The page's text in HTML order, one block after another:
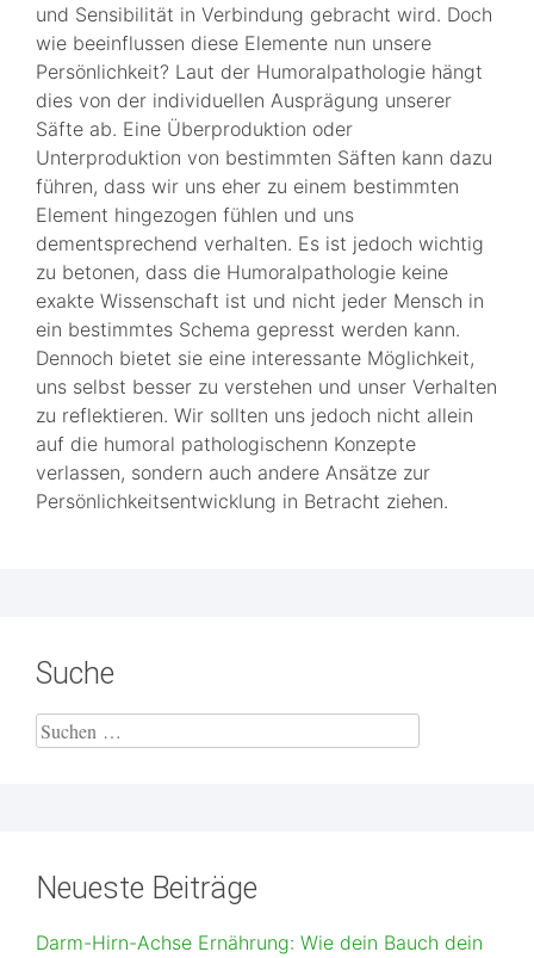
und Sensibilität in Verbindung gebracht wird. Doch
wie beeinflussen diese Elemente nun unsere
Persönlichkeit? Laut der Humoralpathologie hängt
dies von der individuellen Ausprägung unserer
Säfte ab. Eine Überproduktion oder
Unterproduktion von bestimmten Säften kann dazu
führen, dass wir uns eher zu einem bestimmten
Element hingezogen fühlen und uns
dementsprechend verhalten. Es ist jedoch wichtig
zu betonen, dass die Humoralpathologie keine
exakte Wissenschaft ist und nicht jeder Mensch in
ein bestimmtes Schema gepresst werden kann.
Dennoch bietet sie eine interessante Möglichkeit,
uns selbst besser zu verstehen und unser Verhalten
zu reflektieren. Wir sollten uns jedoch nicht allein
auf die humoral pathologischenn Konzepte
verlassen, sondern auch andere Ansätze zur
Persönlichkeitsentwicklung in Betracht ziehen.
Suche
Neueste Beiträge
Darm-Hirn-Achse Ernährung: Wie dein Bauch dein